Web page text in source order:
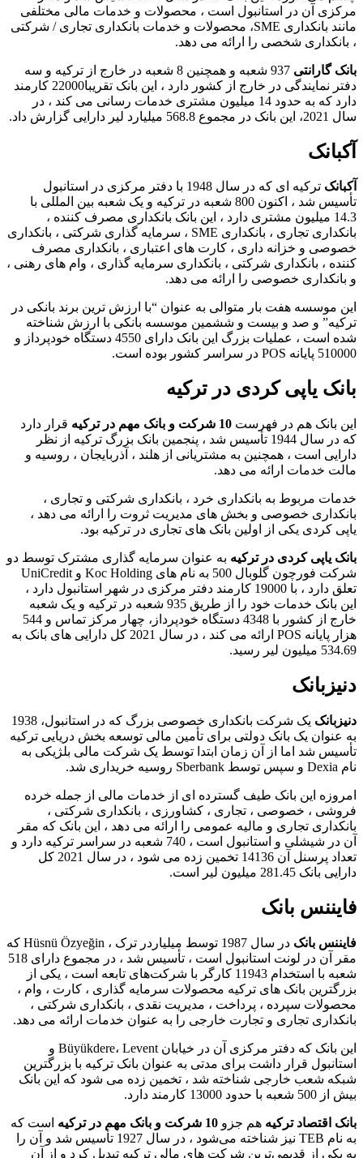
مرکزی آن در استانبول است ، محصولات و خدمات مالی مختلفی
مانند بانکداری SME، محصولات و خدمات بانکداری تجاری / شرکتی
، بانکداری شخصی را ارائه می دهد.
بانک گارانتی
937 شعبه و همچنین 8 شعبه در خارج از ترکیه و سه
دفتر نمایندگی در خارج از کشور دارد ، این بانک تقریبا22000 کارمند
دارد که به حدود 14 میلیون مشتری خدمات رسانی می کند ، در
سال 2021، این بانک در مجموع 568.8 میلیارد لیر دارایی گزارش داد.
آکبانک
آکبانک
ترکیه ای که در سال 1948 با دفتر مرکزی در استانبول
تأسیس شد ، اکنون 800 شعبه در ترکیه و یک شعبه بین المللی با
14.3 میلیون مشتری دارد ، این بانک بانکداری مصرف کننده ،
بانکداری تجاری ، بانکداری SME ، سرمایه گذاری شرکتی ، بانکداری
خصوصی و خزانه داری ، کارت های اعتباری ، بانکداری مصرف
کننده ، بانکداری شرکتی ، بانکداری سرمایه گذاری ، وام های رهنی ،
و بانکداری خصوصی را ارائه می دهد.
این موسسه هفت بار متوالی به عنوان “با ارزش ترین برند بانکی در
ترکیه” و صد و بیست و ششمین موسسه بانکی با ارزش شناخته
شده است ، عملیات بزرگ این بانک دارای 4550 دستگاه خودپرداز و
510000 پایانه POS در سراسر کشور بوده است.
بانک یاپی کردی در ترکیه
این بانک هم در فهرست 10 شرکت و بانک مهم در ترکیه
قرار دارد
که در سال 1944 تأسیس شد ، پنجمین بانک بزرگ ترکیه از نظر
دارایی است ، همچنین به مشتریانی از هلند ، آذربایجان ، روسیه و
مالت خدمات ارائه می دهد.
خدمات مربوط به بانکداری خرد ، بانکداری شرکتی و تجاری ،
بانکداری خصوصی و بخش های مدیریت ثروت را ارائه می دهد ،
یاپی کردی یکی از اولین بانک های تجاری در ترکیه بود.
بانک یاپی کردی در ترکیه به عنوان سرمایه گذاری مشترک توسط دو
شرکت فورچون گلوبال 500 به نام های Koc Holding و UniCredit
تعلق دارد ، با 19000 کارمند دفتر مرکزی در شهر استانبول دارد ،
این بانک خدمات خود را از طریق 935 شعبه در ترکیه و یک شعبه
خارج از کشور با 4348 دستگاه خودپرداز، چهار مرکز تماس و 544
هزار پایانه POS ارائه می کند ، در سال 2021 کل دارایی های بانک به
534.69 میلیون لیر رسید.
دنیزبانک
دنیزبانک
یک شرکت بانکداری خصوصی بزرگ که در استانبول، 1938
به عنوان یک بانک دولتی برای تأمین مالی توسعه بخش دریایی ترکیه
تأسیس شد اما از آن زمان ابتدا توسط یک شرکت مالی بلژیکی به
نام Dexia و سپس توسط Sberbank روسیه خریداری شد.
امروزه این بانک طیف گسترده ای از خدمات مالی از جمله خرده
فروشی ، خصوصی ، تجاری ، کشاورزی ، بانکداری شرکتی ،
بانکداری تجاری و مالیه عمومی را ارائه می دهد ، این بانک که مقر
آن در شیشلی و استانبول است ، 740 شعبه در سراسر ترکیه دارد و
تعداد پرسنل آن 14136 تخمین زده می شود ، در سال 2021 کل
دارایی بانک 281.45 میلیون لیر است.
فایننس بانک
فایننس بانک
در سال 1987 توسط میلیاردر ترک ، Hüsnü Özyeğin که
مقر آن در لونت استانبول است ، تأسیس شد ، در مجموع دارای 518
شعبه با استخدام 11943 کارگر با شرکت‌های تابعه است ، یکی از
بزرگترین بانک های ترکیه محصولات سرمایه گذاری ، کارت ، وام ،
محصولات سپرده ، پرداخت ، مدیریت نقدی ، بانکداری شرکتی ،
بانکداری تجاری و تجارت خارجی را به عنوان خدمات ارائه می دهد.
این بانک که دفتر مرکزی آن در خیابان Büyükdere، Levent و
استانبول قرار داشت برای مدتی به عنوان بانک ترکیه با بزرگترین
شبکه شعب خارجی شناخته شد ، تخمین زده می شود که این بانک
بیش از 500 شعبه با حدود 13000 کارمند دارد.
بانک اقتصاد ترکیه هم جزو 10 شرکت و بانک مهم در ترکیه
است که
به نام TEB نیز شناخته می‌شود ، در سال 1927 تأسیس شد و آن را
به یکی از قدیمی‌ترین شرکت‌ های مالی ترکیه تبدیل کرد و از آن